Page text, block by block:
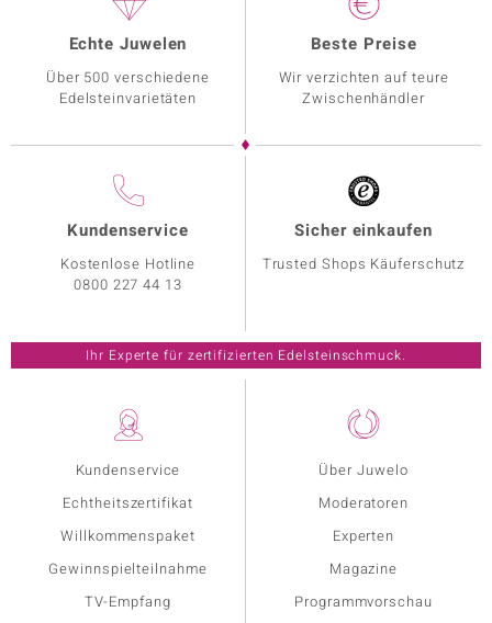
Kundenservice
Echtheitszertifikat
Willkommenspaket
Gewinnspielteilnahme
TV-Empfang
Über Juwelo
Moderatoren
Experten
Magazine
Programmvorschau
Echte Juwelen
Über 500 verschiedene
Edelsteinvarietäten
Beste Preise
Wir verzichten auf teure
Zwischenhändler
Kundenservice
Kostenlose Hotline
0800 227 44 13
Sicher einkaufen
Trusted Shops Käuferschutz
Ihr Experte für zertifizierten Edelsteinschmuck.